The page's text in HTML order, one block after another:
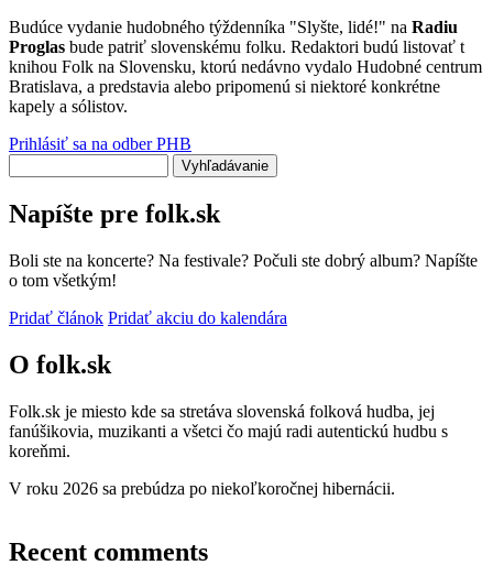
Budúce vydanie hudobného týždenníka "Slyšte, lidé!" na Radiu
Proglas bude patriť slovenskému folku. Redaktori budú listovať t
knihou Folk na Slovensku, ktorú nedávno vydalo Hudobné centrum
Bratislava, a predstavia alebo pripomenú si niektoré konkrétne
kapely a sólistov.
Prihlásiť sa na odber PHB
Napíšte pre folk.sk
Boli ste na koncerte? Na festivale? Počuli ste dobrý album? Napíšte
o tom všetkým!
Pridať článok Pridať akciu do kalendára
O folk.sk
Folk.sk je miesto kde sa stretáva slovenská folková hudba, jej
fanúšikovia, muzikanti a všetci čo majú radi autentickú hudbu s
koreňmi.
V roku 2026 sa prebúdza po niekoľkoročnej hibernácii.
Recent comments